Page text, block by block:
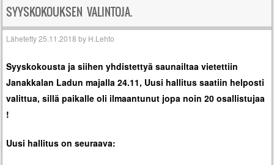
SYYSKOKOUKSEN VALINTOJA.
Lähetetty25.11.2018 by H.Lehto
Syyskokousta ja siihen yhdistettyä saunailtaa vietettiin
Janakkalan Ladun majalla 24.11, Uusi hallitus saatiin helposti
valittua, sillä paikalle oli ilmaantunut jopa noin 20 osallistujaa
!
Uusi hallitus on seuraava: